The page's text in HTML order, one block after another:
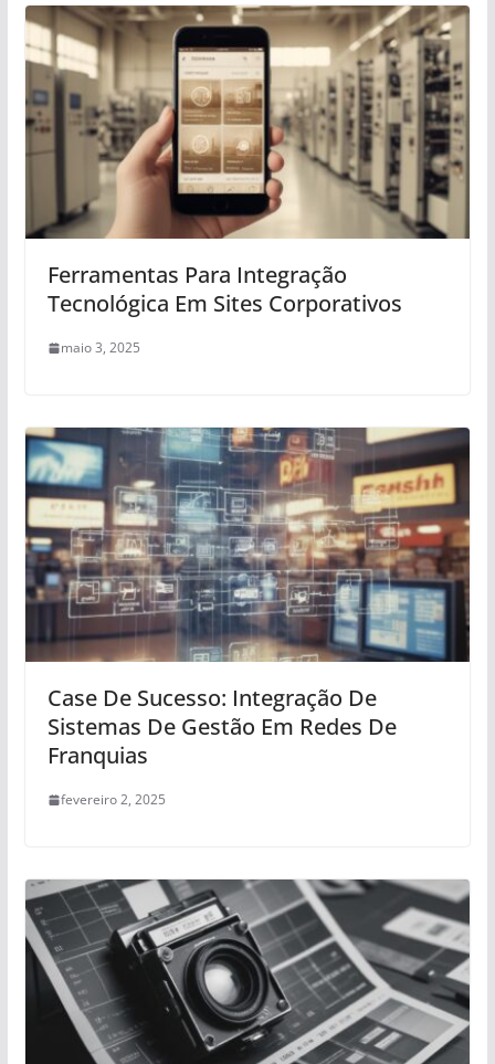
Ferramentas Para Integração
Tecnológica Em Sites Corporativos
maio 3, 2025
Case De Sucesso: Integração De
Sistemas De Gestão Em Redes De
Franquias
fevereiro 2, 2025